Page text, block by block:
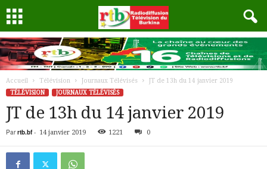
Accueil Télévision Journaux Télévisés
JT de 13h du 14 janvier 2019
TÉLÉVISION
JOURNAUX TÉLÉVISÉS
JT de 13h du 14 janvier 2019
Par rtb.bf- 14 janvier 2019 1221 0